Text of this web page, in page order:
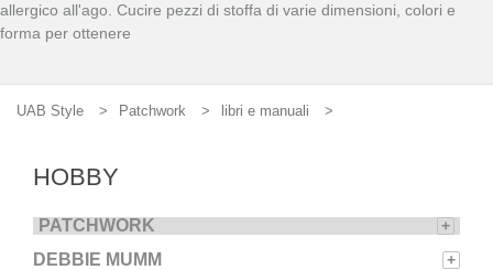
allergico all'ago. Cucire pezzi di stoffa di varie dimensioni, colori e
forma per ottenere
UAB Style Patchwork libri e manuali
HOBBY
PATCHWORK +
DEBBIE MUMM +